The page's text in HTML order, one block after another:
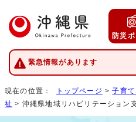
防災
緊急情報があります
現在の位置： トップページ >子育
祉 > 沖縄県地域リハビリテーション